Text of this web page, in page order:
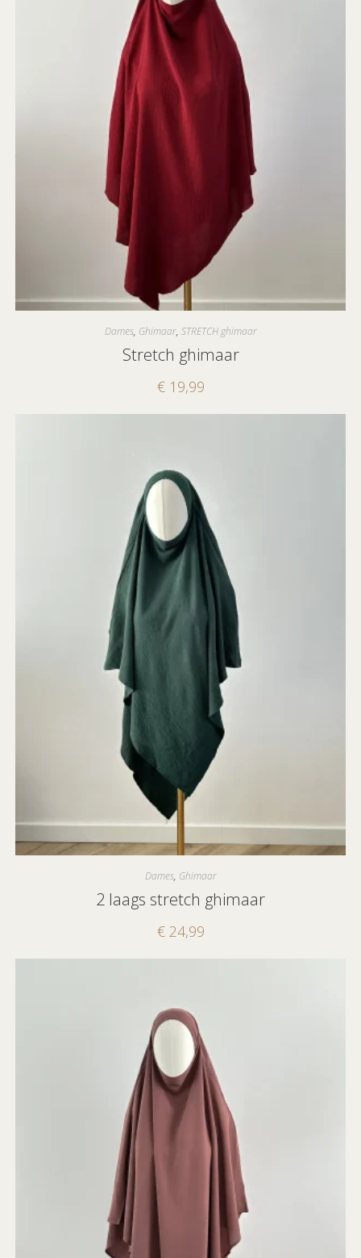
Dames, Ghimaar, STRETCH ghimaar
Stretch ghimaar
€19,99
Dames, Ghimaar
2 laags stretch ghimaar
€24,99